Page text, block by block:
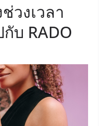
วงเวลา
บ RADO